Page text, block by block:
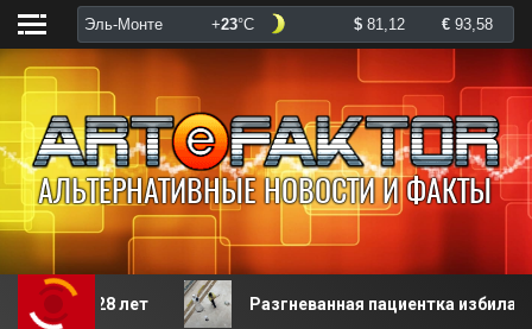
Разгневанная пациентка избила робота-